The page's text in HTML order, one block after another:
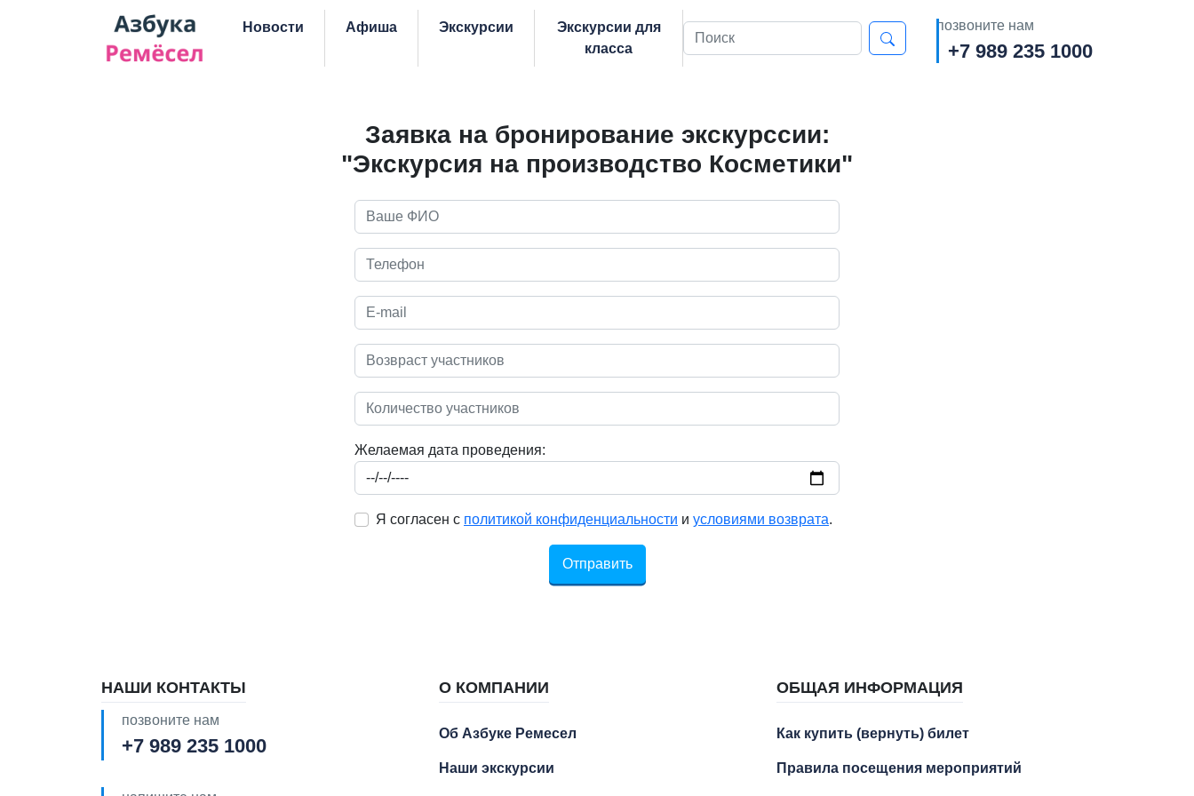
Новости
Афиша Экскурсии
Экскурсии для
класса
Поиск позвоните нам
+7 989 235 1000
Заявка на бронирование экскурссии:
"Экскурсия на производство Косметики"
Желаемая дата проведения:
Я согласен с политикой конфиденциальности и условиями возврата.
Отправить
НАШИ КОНТАКТЫ
позвоните нам
+7 989 235 1000
О КОМПАНИИ
Об Азбуке Ремесел
Наши экскурсии
ОБЩАЯ ИНФОРМАЦИЯ
Как купить (вернуть) билет
Правила посещения мероприятий